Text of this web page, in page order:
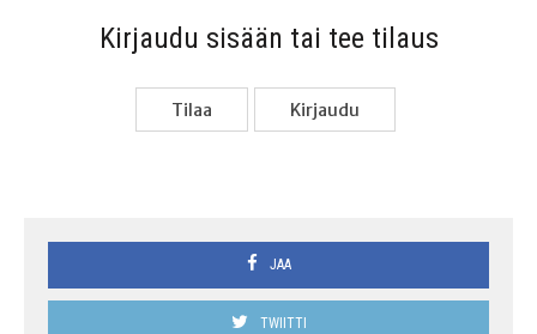
Kir­jau­du sisään tai tee tilaus
Tilaa Kir­jau­du
JAA
TWIITTI